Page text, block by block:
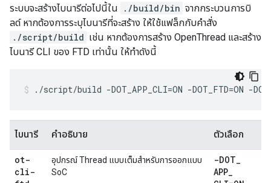
ระบบจะสร้างไบนารีต่อไปนี้ใน ./build/bin จากกระบวนการบิ
ลด์ หากต้องการระบุไบนารีที่จะสร้าง ให้ใช้แฟล็กกับคำสั่ง
./script/build เช่น หากต้องการสร้าง OpenThread และสร้าง
ไบนารี CLI ของ FTD เท่านั้น ให้ทำดังนี้
./script/build -DOT_APP_CLI=ON -DOT_FTD=ON -
ไบนารี คำอธิบาย ตัวเลือก
ot-
cli-
อุปกรณ์ Thread แบบเต็มสำหรับการออกแบบ
SoC
-DOT_
APP_